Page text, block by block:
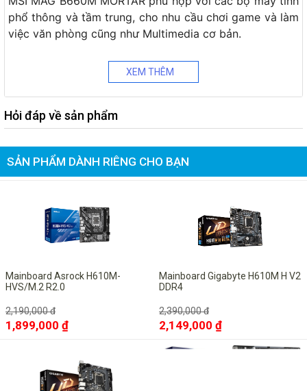
phổ thông và tầm trung, cho nhu cầu chơi game và làm
việc văn phòng cũng như Multimedia cơ bản.
XEM THÊM
Hỏi đáp về sản phẩm
SẢN PHẨM DÀNH RIÊNG CHO BẠN
Mainboard Asrock H610M-
HVS/M.2 R2.0
2,190,000 đ
1,899,000 ₫
Mainboard Gigabyte H610M H V2
DDR4
2,390,000 đ
2,149,000 ₫